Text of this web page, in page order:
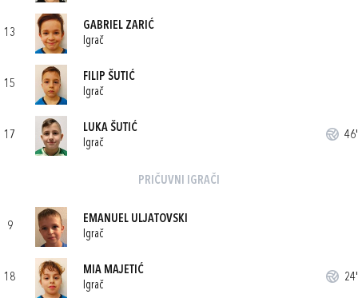
13
GABRIEL ZARIĆ
Igrač
15
FILIP ŠUTIĆ
Igrač
17
LUKA ŠUTIĆ
Igrač
46'
PRIČUVNI IGRAČI
9
EMANUEL ULJATOVSKI
Igrač
18
MIA MAJETIĆ
Igrač
24'